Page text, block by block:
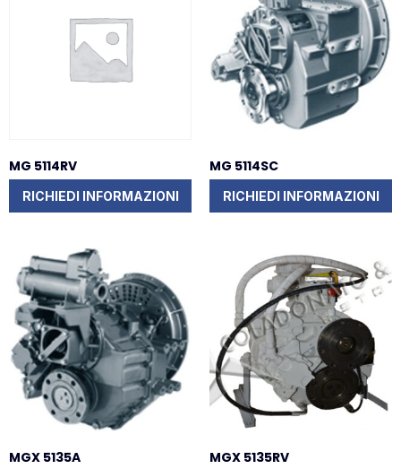
MG 5114RV
RICHIEDI INFORMAZIONI
MG 5114SC
RICHIEDI INFORMAZIONI
MGX 5135A MGX 5135RV